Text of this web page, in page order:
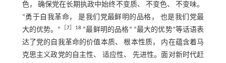
色， 确保党在长期执政中始终不变质、 不变色、 不变味。
“勇于自我革命， 是我们党最鲜明的品格， 也是我们党最
大的优势。”
7］18 “最鲜明的品格” “最大的优势”等话语表
达了党的自我革命的价值本质、 根本性质， 内在蕴含着马
克思主义政党的自主性、 适应性、 先进性。面对新时代赶